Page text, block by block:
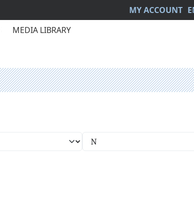
MY ACCOUNT
MEDIA LIBRARY